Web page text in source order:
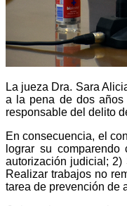
La jueza Dra. Sara
a la pena de dos años
responsable del delito
En consecuencia, el
lograr su
autorización judicial; 2)
Realizar trabajos no
tarea de prevención de